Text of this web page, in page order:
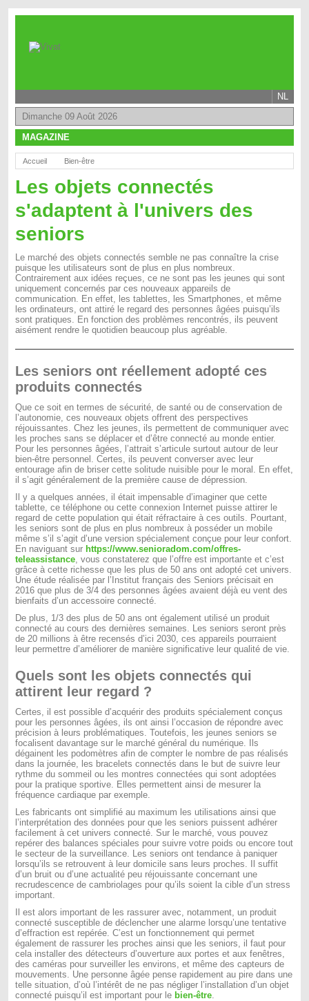
NL
Dimanche 09 Août 2026
MAGAZINE
Accueil Bien-être
Les objets connectés
s'adaptent à l'univers des
seniors
Le marché des objets connectés semble ne pas connaître la crise
puisque les utilisateurs sont de plus en plus nombreux.
Contrairement aux idées reçues, ce ne sont pas les jeunes qui sont
uniquement concernés par ces nouveaux appareils de
communication. En effet, les tablettes, les Smartphones, et même
les ordinateurs, ont attiré le regard des personnes âgées puisqu’ils
sont pratiques. En fonction des problèmes rencontrés, ils peuvent
aisément rendre le quotidien beaucoup plus agréable.
Les seniors ont réellement adopté ces
produits connectés
Que ce soit en termes de sécurité, de santé ou de conservation de
l’autonomie, ces nouveaux objets offrent des perspectives
réjouissantes. Chez les jeunes, ils permettent de communiquer avec
les proches sans se déplacer et d’être connecté au monde entier.
Pour les personnes âgées, l’attrait s’articule surtout autour de leur
bien-être personnel. Certes, ils peuvent converser avec leur
entourage afin de briser cette solitude nuisible pour le moral. En effet,
il s’agit généralement de la première cause de dépression.
Il y a quelques années, il était impensable d’imaginer que cette
tablette, ce téléphone ou cette connexion Internet puisse attirer le
regard de cette population qui était réfractaire à ces outils. Pourtant,
les seniors sont de plus en plus nombreux à posséder un mobile
même s’il s’agit d’une version spécialement conçue pour leur confort.
En naviguant sur https://www.senioradom.com/offres-
teleassistance, vous constaterez que l’offre est importante et c’est
grâce à cette richesse que les plus de 50 ans ont adopté cet univers.
Une étude réalisée par l’Institut français des Seniors précisait en
2016 que plus de 3/4 des personnes âgées avaient déjà eu vent des
bienfaits d’un accessoire connecté.
De plus, 1/3 des plus de 50 ans ont également utilisé un produit
connecté au cours des dernières semaines. Les seniors seront près
de 20 millions à être recensés d’ici 2030, ces appareils pourraient
leur permettre d’améliorer de manière significative leur qualité de vie.
Quels sont les objets connectés qui
attirent leur regard ?
Certes, il est possible d’acquérir des produits spécialement conçus
pour les personnes âgées, ils ont ainsi l’occasion de répondre avec
précision à leurs problématiques. Toutefois, les jeunes seniors se
focalisent davantage sur le marché général du numérique. Ils
dégainent les podomètres afin de compter le nombre de pas réalisés
dans la journée, les bracelets connectés dans le but de suivre leur
rythme du sommeil ou les montres connectées qui sont adoptées
pour la pratique sportive. Elles permettent ainsi de mesurer la
fréquence cardiaque par exemple.
Les fabricants ont simplifié au maximum les utilisations ainsi que
l’interprétation des données pour que les seniors puissent adhérer
facilement à cet univers connecté. Sur le marché, vous pouvez
repérer des balances spéciales pour suivre votre poids ou encore tout
le secteur de la surveillance. Les seniors ont tendance à paniquer
lorsqu’ils se retrouvent à leur domicile sans leurs proches. Il suffit
d’un bruit ou d’une actualité peu réjouissante concernant une
recrudescence de cambriolages pour qu’ils soient la cible d’un stress
important.
Il est alors important de les rassurer avec, notamment, un produit
connecté susceptible de déclencher une alarme lorsqu’une tentative
d’effraction est repérée. C’est un fonctionnement qui permet
également de rassurer les proches ainsi que les seniors, il faut pour
cela installer des détecteurs d’ouverture aux portes et aux fenêtres,
des caméras pour surveiller les environs, et même des capteurs de
mouvements. Une personne âgée pense rapidement au pire dans une
telle situation, d’où l’intérêt de ne pas négliger l’installation d’un objet
connecté puisqu’il est important pour le bien-être.